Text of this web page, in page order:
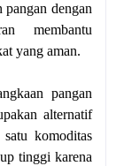
dengan
membantu
yang aman.
pangan
alternatif
komoditas
tinggi karena